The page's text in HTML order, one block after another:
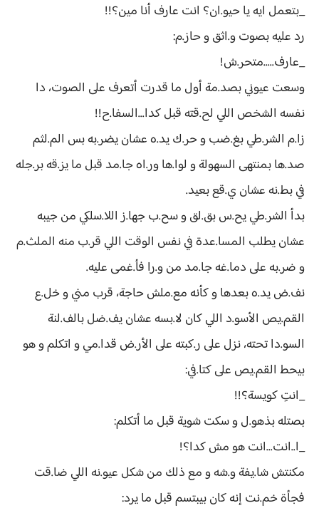
_بتعمل ايه يا حيو.ان؟ انت عارف أنا مين؟!!
رد عليه بصوت و.اثق و حاز.م:
_عارف.....متحر.ش!
وسعت عيوني بصد.مة أول ما قدرت أتعرف على الصوت، دا
نفسه الشخص اللي لح.قته قبل كدا...السفا.ح!!
زا.م الشر.طي بغ.ضب و حر.ك يد.ه عشان يضر.به بس الم.لثم
صد.ها بمنتهى السهولة و لوا.ها ور.اه جا.مد قبل ما يز.قه بر.جله
في بط.نه عشان ي.قع بعيد.
بدأ الشر.طي يح.س بق.لق و سح.ب جها.ز اللا.سلكي من جيبه
عشان يطلب المسا.عدة في نفس الوقت اللي قر.ب منه الملث.م
و ضر.به على دما.غه جا.مد من و.را فأ.غمى عليه.
نف.ض يد.ه بعدها و كأنه مع.ملش حاجة، قرب مني و خل.ع
القم.يص الأسو.د اللي كان لا.بسه عشان يف.ضل بالف.لنة
السو.دا تحته، نزل على ر.كبته على الأر.ض قدا.مي و اتكلم و هو
بيحط القم.يص على كتا.في:
_انتِ كويسة؟!!
بصتله بذهو.ل و سكت شوية قبل ما أتكلم:
_ا..انت...انت هو مش كدا؟!
مكنتش شا.يفة و.شه و مع ذلك من شكل عيو.نه اللي ضا.قت
فجأة خم.نت إنه كان بيبتسم قبل ما يرد: